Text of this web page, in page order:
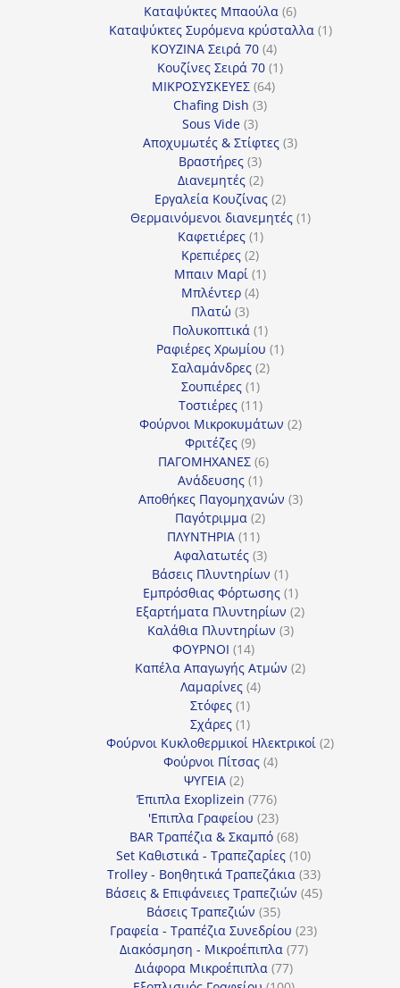
προϊόντα
Καταψύκτες Μπαούλα 66
προϊόντα
Καταψύκτες Συρόμενα κρύσταλλα 11
ΚΟΥΖΙΝΑ Σειρά 70 44
προϊόντα
Κουζίνες Σειρά 70 11
ΜΙΚΡΟΣΥΣΚΕΥΕΣ 6464
Chafing Dish 33
Sous Vide 33
προϊόντα
Αποχυμωτές & Στίφτες 33
Βραστήρες 33
προϊόντα
Διανεμητές 22
προϊόντα
Εργαλεία Κουζίνας 22
προϊόντα
Θερμαινόμενοι διανεμητές 11
Καφετιέρες 11
προϊόν
Κρεπιέρες 22
προϊόντα
Μπαιν Μαρί 11
Μπλέντερ 44
Πλατώ 33
προϊόντα
Πολυκοπτικά 11
προϊόν
Ραφιέρες Χρωμίου 11
Σαλαμάνδρες 22
Σουπιέρες 11
προϊόν
Τοστιέρες 1111
προϊόντα
Φούρνοι Μικροκυμάτων 22
Φριτέζες 99
προϊόντα
ΠΑΓΟΜΗΧΑΝΕΣ 66
Ανάδευσης 11
προϊόν
Αποθήκες Παγομηχανών 33
Παγότριμμα 22
ΠΛΥΝΤΗΡΙΑ 1111
προϊόντα
Αφαλατωτές 33
προϊόντα
Βάσεις Πλυντηρίων 11
προϊόν
Εμπρόσθιας Φόρτωσης 11
προϊόν
Εξαρτήματα Πλυντηρίων 22
Καλάθια Πλυντηρίων 33
ΦΟΥΡΝΟΙ 1414
προϊόντα
Καπέλα Απαγωγής Ατμών 22
Λαμαρίνες 44
Στόφες 11
προϊόν
Σχάρες 11
προϊόν
Φούρνοι Κυκλοθερμικοί Ηλεκτρικοί 22
Φούρνοι Πίτσας 44
ΨΥΓΕΙΑ 22
προϊόντα
Έπιπλα Exoplizein 776776
προϊόντα
'Επιπλα Γραφείου 2323
προϊόντα
BAR Τραπέζια & Σκαμπό 6868
προϊόντα
Set Καθιστικά - Τραπεζαρίες 1010
προϊόντα
Trolley - Βοηθητικά Τραπεζάκια 3333
προϊόντα
Βάσεις & Επιφάνειες Τραπεζιών 4545
Βάσεις Τραπεζιών 3535
προϊόντα
Γραφεία - Τραπέζια Συνεδρίου 2323
Διακόσμηση - Μικροέπιπλα 7777
Διάφορα Μικροέπιπλα 7777